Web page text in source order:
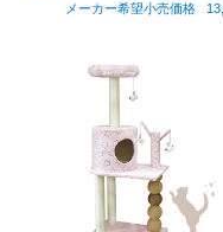
メーカー希望小売価格